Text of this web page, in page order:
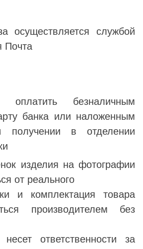
осуществляется службой
Почта
безналичным
банка или наложенным
получении в отделении
изделия на фотографии
от реального
и комплектация товара
производителем без
ответственности за